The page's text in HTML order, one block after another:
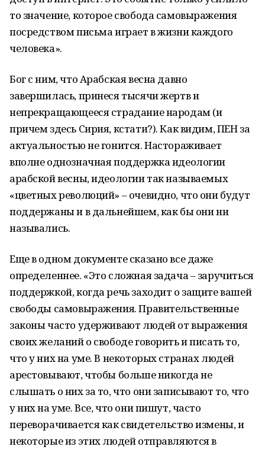
то значение, которое свобода самовыражения
посредством письма играет в жизни каждого
человека».
Бог с ним, что Арабская весна давно
завершилась, принеся тысячи жертв и
непрекращающееся страдание народам (и
причем здесь Сирия, кстати?). Как видим, ПЕН за
актуальностью не гонится. Настораживает
вполне однозначная поддержка идеологии
арабской весны, идеологии так называемых
«цветных революций» – очевидно, что они будут
поддержаны и в дальнейшем, как бы они ни
назывались.
Еще в одном документе сказано все даже
определеннее. «Это сложная задача – заручиться
поддержкой, когда речь заходит о защите вашей
свободы самовыражения. Правительственные
законы часто удерживают людей от выражения
своих желаний о свободе говорить и писать то,
что у них на уме. В некоторых странах людей
арестовывают, чтобы больше никогда не
слышать о них за то, что они записывают то, что
у них на уме. Все, что они пишут, часто
переворачивается как свидетельство измены, и
некоторые из этих людей отправляются в